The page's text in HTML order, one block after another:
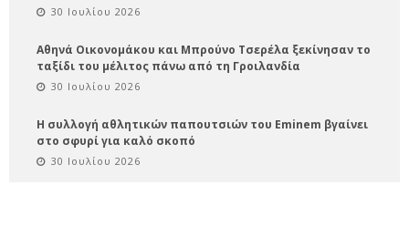
30 Ιουλίου 2026
Αθηνά Οικονομάκου και Μπρούνο Τσερέλα ξεκίνησαν το
ταξίδι του μέλιτος πάνω από τη Γροιλανδία
30 Ιουλίου 2026
Η συλλογή αθλητικών παπουτσιών του Eminem βγαίνει
στο σφυρί για καλό σκοπό
30 Ιουλίου 2026